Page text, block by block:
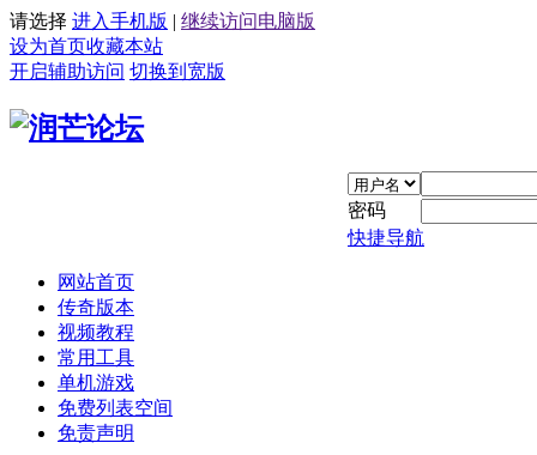
请选择 进入手机版 | 继续访问电脑版
设为首页收藏本站
开启辅助访问 切换到宽版
密码
快捷导航
网站首页
传奇版本
视频教程
常用工具
单机游戏
免费列表空间
免责声明